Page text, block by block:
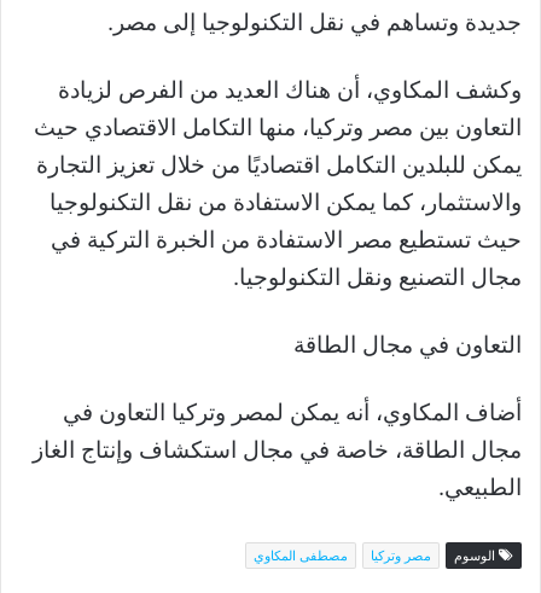
جديدة وتساهم في نقل التكنولوجيا إلى مصر.
وكشف المكاوي، أن هناك العديد من الفرص لزيادة
التعاون بين مصر وتركيا، منها التكامل الاقتصادي حيث
يمكن للبلدين التكامل اقتصاديًا من خلال تعزيز التجارة
والاستثمار، كما يمكن الاستفادة من نقل التكنولوجيا
حيث تستطيع مصر الاستفادة من الخبرة التركية في
مجال التصنيع ونقل التكنولوجيا.
التعاون في مجال الطاقة
أضاف المكاوي، أنه يمكن لمصر وتركيا التعاون في
مجال الطاقة، خاصة في مجال استكشاف وإنتاج الغاز
الطبيعي.
الوسوم مصر وتركيا مصطفى المكاوي